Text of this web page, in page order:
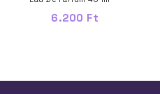
6.200 Ft